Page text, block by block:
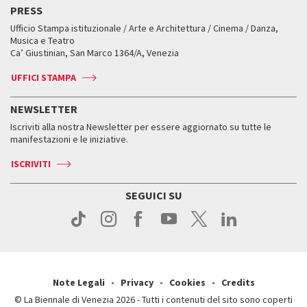
FAQ
Servizi al pubblico
Come raggiungerci
Press
Edizioni passate
Orari e sedi
Accrediti
Come raggiungerci
Orari e sedi
Biglietti
Accrediti
Come raggiungerci
Contatti
Press
Accrediti
Servizi al pubblico
Come raggiungerci
Press
Workshop di critica teatrale
Leone d’oro alla carriera
Leone d’argento
Edizioni passate
Orari e sedi
Biglietti
Servizi al pubblico
Come raggiungerci
Contatti
Mostre Virtuali
Fondi e Collezioni
Biennale College ASAC
ASAC DATI
Storia
Orari e sedi
PRESS
Ufficio Stampa istituzionale / Arte e Architettura / Cinema / Danza,
Musica e Teatro
Ca’ Giustinian, San Marco 1364/A, Venezia
UFFICI STAMPA
NEWSLETTER
Iscriviti alla nostra Newsletter per essere aggiornato su tutte le
manifestazioni e le iniziative.
ISCRIVITI
SEGUICI SU
Note Legali Privacy Cookies
Credits
© La Biennale di Venezia 2026 - Tutti i contenuti del sito sono coperti